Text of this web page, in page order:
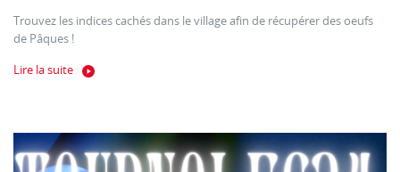
Trouvez les indices cachés dans le village afin de récupérer des oeufs
de Pâques !
Lire la suite